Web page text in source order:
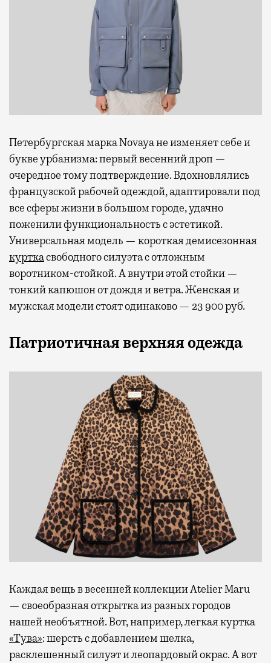
Петербургская марка Novaya не изменяет себе и
букве урбанизма: первый весенний дроп —
очередное тому подтверждение. Вдохновлялись
французской рабочей одеждой, адаптировали под
все сферы жизни в большом городе, удачно
поженили функциональность с эстетикой.
Универсальная модель — короткая демисезонная
курткасвободного силуэта с отложным
воротником-стойкой. А внутри этой стойки —
тонкий капюшон от дождя и ветра. Женская и
мужская модели стоят одинаково — 23 900 руб.
Патриотичная верхняя одежда
Каждая вещь в весенней коллекции Atelier Maru
— своеобразная открытка из разных городов
нашей необъятной. Вот, например, легкая куртка
«Тува»: шерсть с добавлением шелка,
расклешенный силуэт и леопардовый окрас. А вот